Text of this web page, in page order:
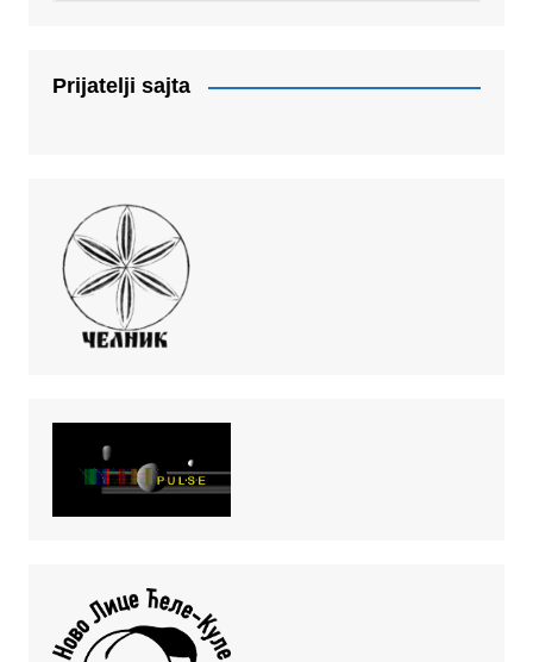
Prijatelji sajta